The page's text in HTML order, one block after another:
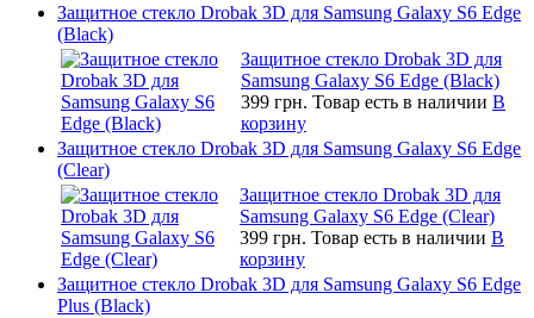
Защитное стекло Drobak 3D для Samsung Galaxy S6 Edge
(Black)
Защитное стекло Drobak 3D для
Samsung Galaxy S6 Edge (Black)
399 грн. Товар есть в наличии В
корзину
Защитное стекло Drobak 3D для Samsung Galaxy S6 Edge
(Clear)
Защитное стекло Drobak 3D для
Samsung Galaxy S6 Edge (Clear)
399 грн. Товар есть в наличии В
корзину
Защитное стекло Drobak 3D для Samsung Galaxy S6 Edge
Plus (Black)